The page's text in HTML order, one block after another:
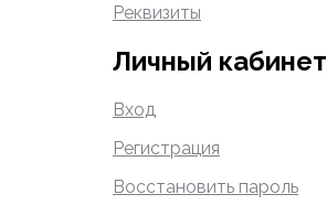
Реквизиты
Личный кабинет
Вход
Регистрация
Восстановить пароль